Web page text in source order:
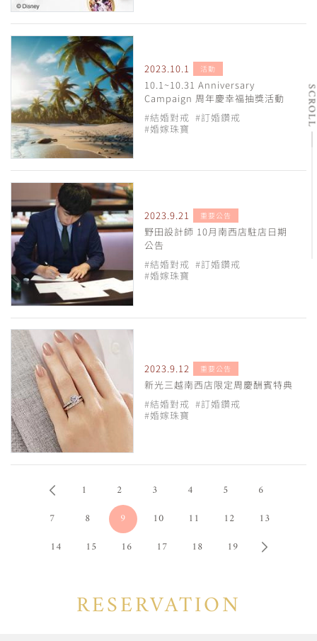
2023.10.1 活動
10.1~10.31 Anniversary
Campaign 周年慶幸福抽獎活動
#結婚對戒 #訂婚鑽戒
#婚嫁珠寶
2023.9.21 重要公告
野田設計師 10月南西店駐店日期
公告
#結婚對戒 #訂婚鑽戒
#婚嫁珠寶
2023.9.12 重要公告
新光三越南西店限定周慶酬賓特典
#結婚對戒 #訂婚鑽戒
#婚嫁珠寶
1 2 3 4 5
6
7
8 9 10 11 12
13
14
15 16 17 18 19
RESERVATION